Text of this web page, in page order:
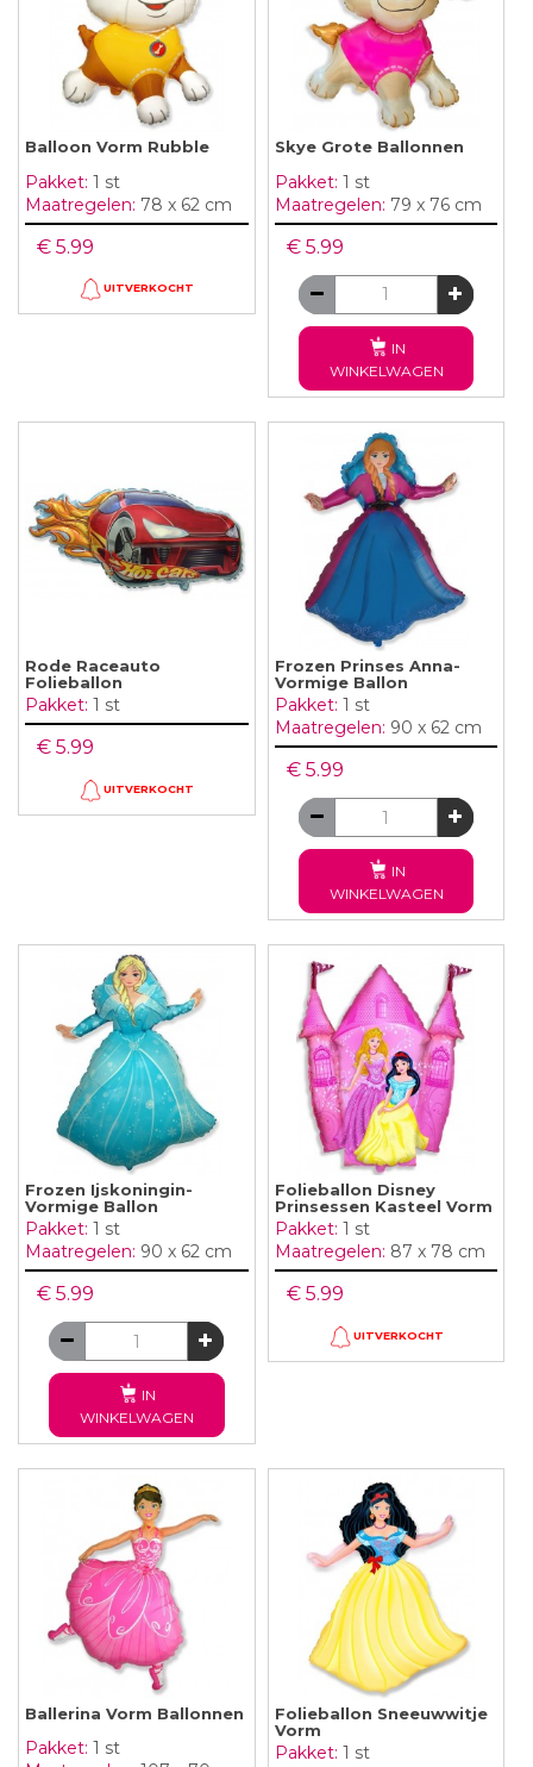
Balloon Vorm Rubble
Pakket: 1 st
Maatregelen: 78 x 62 cm
€ 5.99
UITVERKOCHT
Skye Grote Ballonnen
Pakket: 1 st
Maatregelen: 79 x 76 cm
€ 5.99
IN
WINKELWAGEN
Rode Raceauto
Folieballon
Pakket: 1 st
€ 5.99
UITVERKOCHT
Frozen Prinses Anna-
Vormige Ballon
Pakket: 1 st
Maatregelen: 90 x 62 cm
€ 5.99
IN
WINKELWAGEN
Frozen Ijskoningin-
Vormige Ballon
Pakket: 1 st
Maatregelen: 90 x 62 cm
€ 5.99
IN
WINKELWAGEN
Folieballon Disney
Prinsessen Kasteel Vorm
Pakket: 1 st
Maatregelen: 87 x 78 cm
€ 5.99
UITVERKOCHT
Ballerina Vorm Ballonnen
Pakket: 1 st
Folieballon Sneeuwwitje
Vorm
Pakket: 1 st